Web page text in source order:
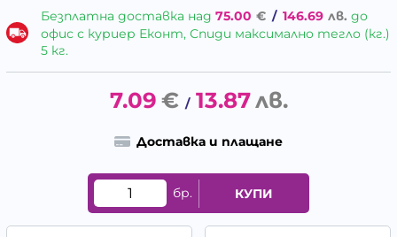
Безплатна доставка над 75.00 € / 146.69 лв. до
офис с куриер Еконт, Спиди максимално тегло (кг.)
5 кг.
7.09 € / 13.87лв.
Доставка и плащане
бр. КУПИ